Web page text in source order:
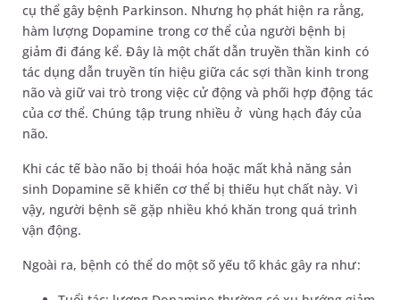
cụ thể gây bệnh Parkinson. Nhưng họ phát hiện ra rằng,
hàm lượng Dopamine trong cơ thể của người bệnh bị
giảm đi đáng kể. Đây là một chất dẫn truyền thần kinh có
tác dụng dẫn truyền tín hiệu giữa các sợi thần kinh trong
não và giữ vai trò trong việc cử động và phối hợp động tác
của cơ thể. Chúng tập trung nhiều ở vùng hạch đáy của
não.
Khi các tế bào não bị thoái hóa hoặc mất khả năng sản
sinh Dopamine sẽ khiến cơ thể bị thiếu hụt chất này. Vì
vậy, người bệnh sẽ gặp nhiều khó khăn trong quá trình
vận động.
Ngoài ra, bệnh có thể do một số yếu tố khác gây ra như: